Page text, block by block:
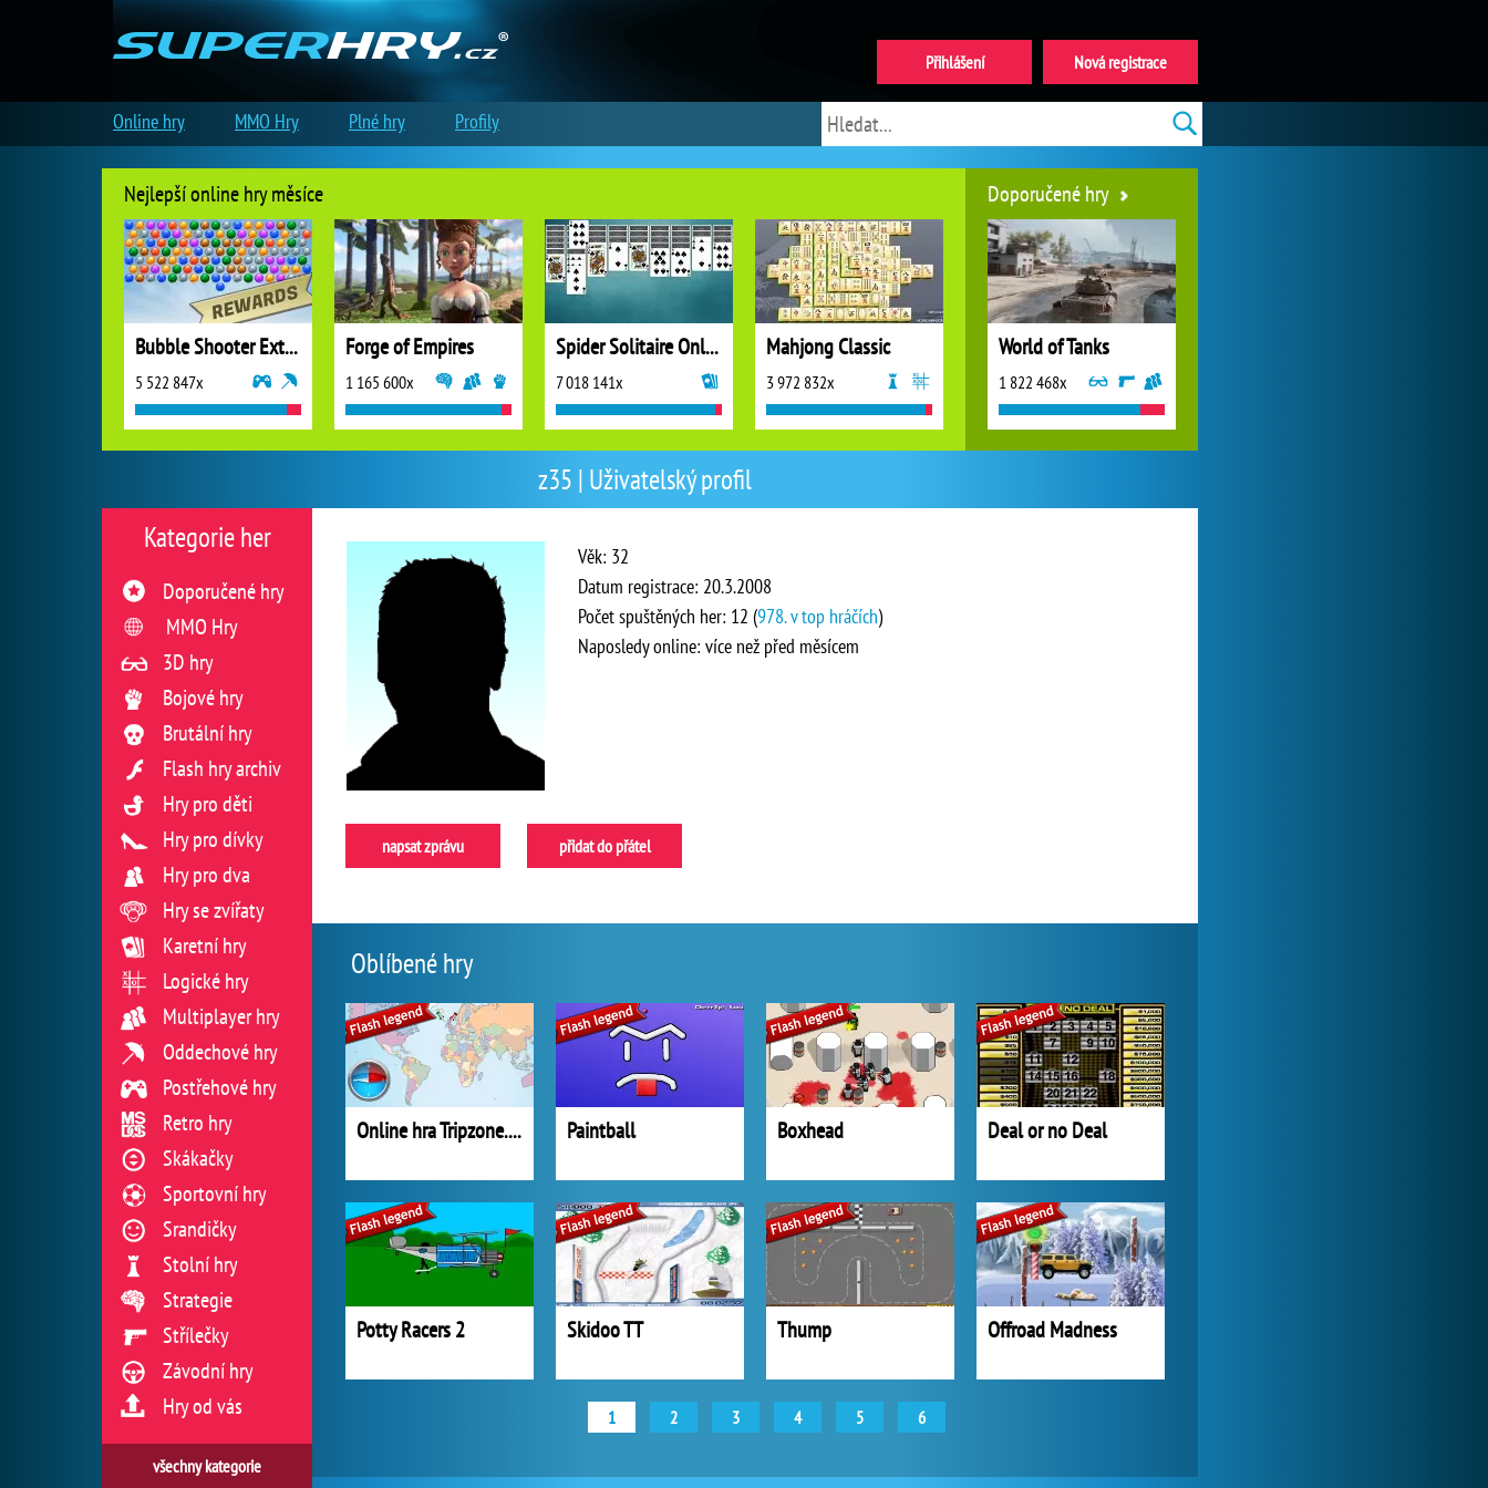
z35 | Uživatelský profil
Věk: 32
Datum registrace: 20.3.2008
Počet spuštěných her: 12 (978. v top hráčích)
Naposledy online: více než před měsícem
napsat zprávu přidat do přátel
Oblíbené hry
Online hra Tripzone.cz Paintball Boxhead Deal or no Deal
Potty Racers 2 Skidoo TT Thump Offroad Madness
1 2 3 4 5 6
Kategorie her
Doporučené hry
MMO Hry
3D hry
Bojové hry
Brutální hry
Flash hry archiv
Hry pro děti
Hry pro dívky
Hry pro dva
Hry se zvířaty
Karetní hry
Logické hry
Multiplayer hry
Oddechové hry
Postřehové hry
Retro hry
Skákačky
Sportovní hry
Srandičky
Stolní hry
Strategie
Střílečky
Závodní hry
Hry od vás
všechny kategorie
Nejlepší online hry měsíce
Bubble Shooter Extreme
5 522 847x
Forge of Empires
1 165 600x
Spider Solitaire Online
7 018 141x
Mahjong Classic
3 972 832x
Doporučené hry
World of Tanks
1 822 468x
Forge of Empires
1 165 600x
Nová registrace
Přihlášení
Online hry MMO Hry Plné hry Profily